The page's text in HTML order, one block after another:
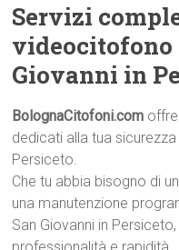
Servizi
videocitofono
Giovanni in
BolognaCitofoni.com
dedicati alla tua
Persiceto.
Che tu abbia bisogno di
una manutenzione
San Giovanni in